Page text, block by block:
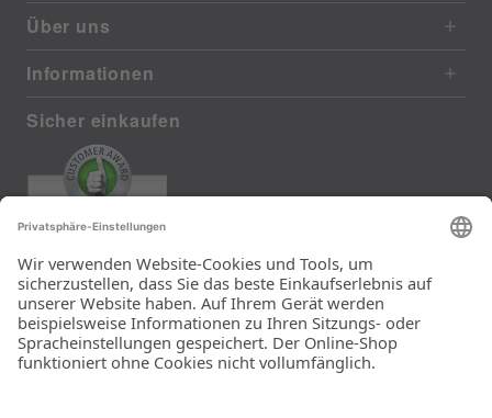
Über uns
Informationen
Sicher einkaufen
385 reviews from real customers
(last 12 months)
Total: 11283
Die Auswahl und die
Einfachheit der
Bestellung.